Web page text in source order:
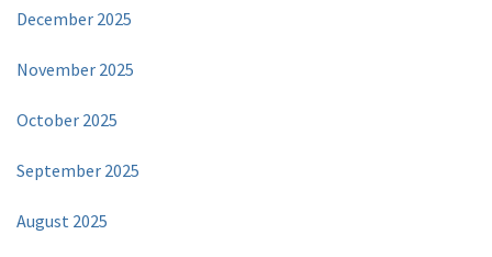
December 2025
November 2025
October 2025
September 2025
August 2025